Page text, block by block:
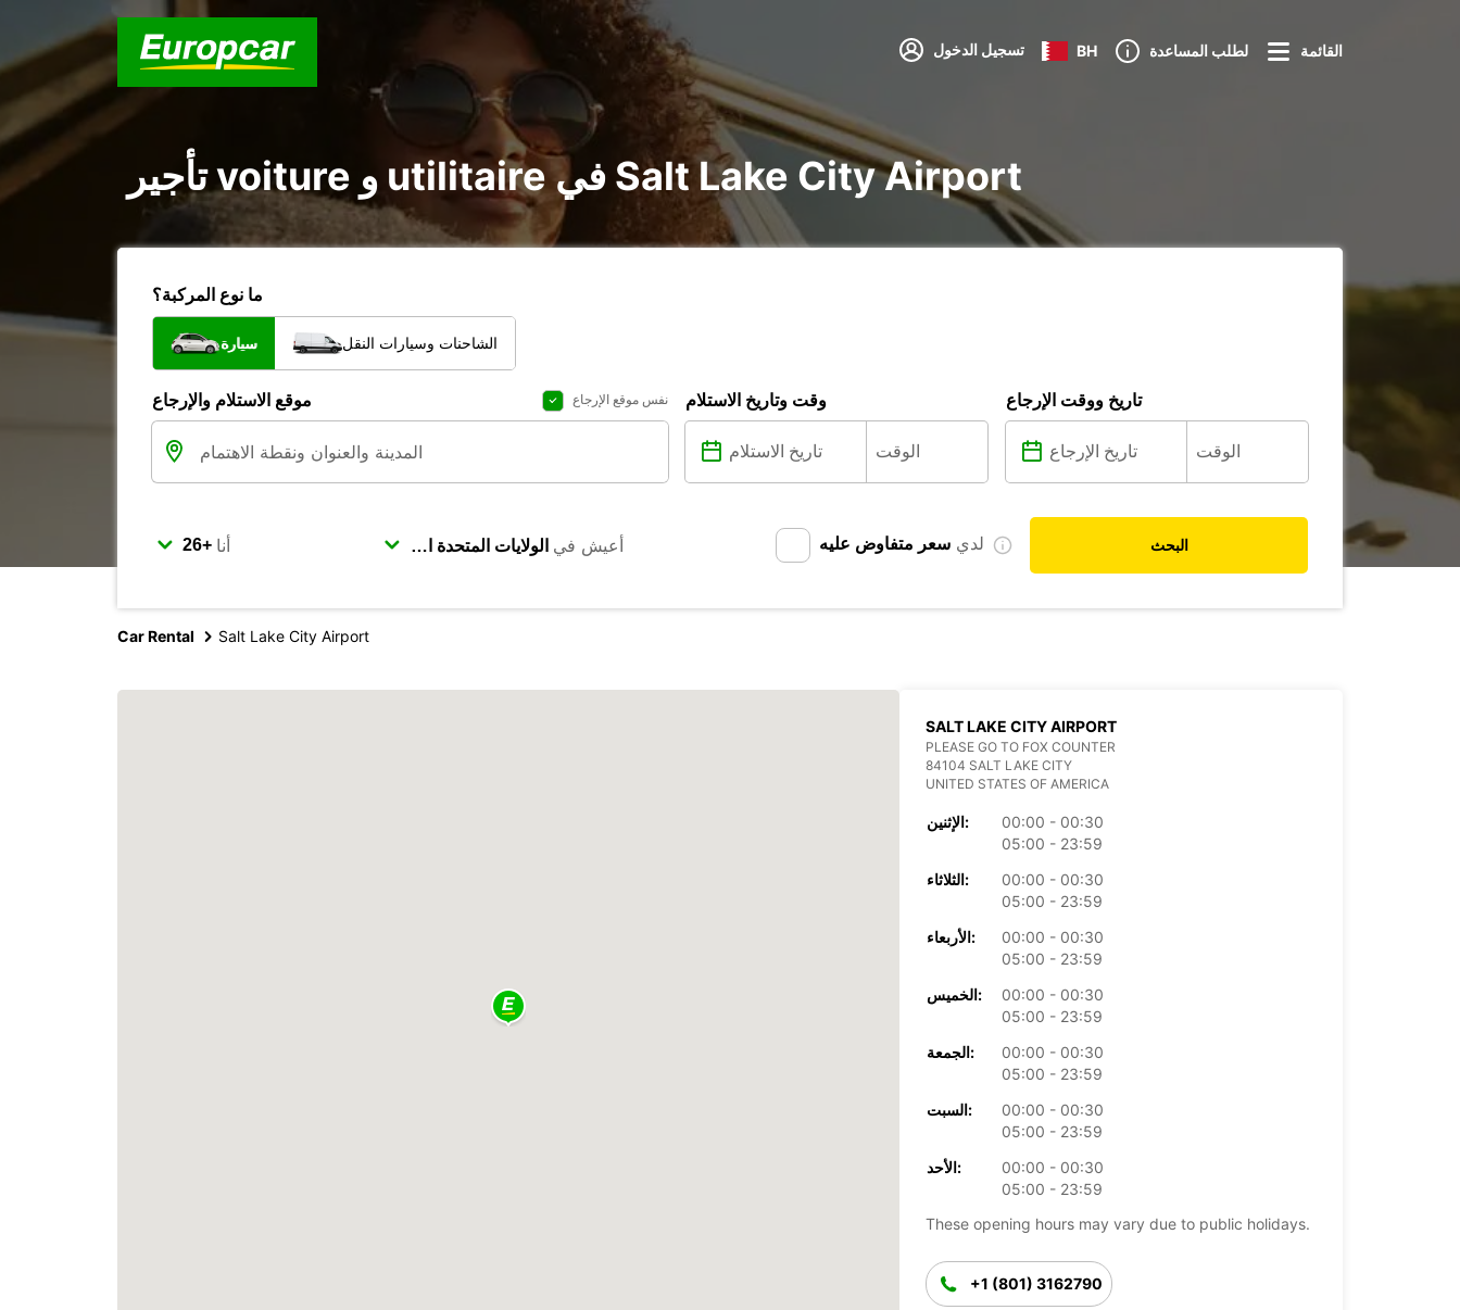
تسجيل الدخول BH لطلب المساعدة القائمة
تأجير voiture و utilitaire في Salt Lake City Airport
ما نوع المركبة؟
سيارة الشاحنات وسيارات النقل
موقع الاستلام والإرجاع نفس موقع الإرجاع وقت وتاريخ الاستلام تاريخ ووقت الإرجاع
أنا أعيش في لدي سعر متفاوض عليه البحث
Car Rental Salt Lake City Airport
SALT LAKE CITY AIRPORT
PLEASE GO TO FOX COUNTER
84104 SALT LAKE CITY
UNITED STATES OF AMERICA
الإثنين:
00:00 - 00:30
05:00 - 23:59
الثلاثاء:
00:00 - 00:30
05:00 - 23:59
الأربعاء:
00:00 - 00:30
05:00 - 23:59
الخميس:
00:00 - 00:30
05:00 - 23:59
الجمعة:
00:00 - 00:30
05:00 - 23:59
السبت:
00:00 - 00:30
05:00 - 23:59
الأحد:
00:00 - 00:30
05:00 - 23:59
These opening hours may vary due to public holidays.
+1 (801) 3162790